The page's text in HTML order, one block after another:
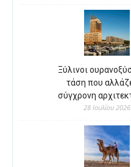
Ξύλινοι
τάση που
σύγχρονη
28 Ιουλίου 2026